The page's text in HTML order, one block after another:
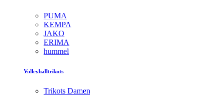
PUMA
KEMPA
JAKO
ERIMA
hummel
Volleyballtrikots
Trikots Damen